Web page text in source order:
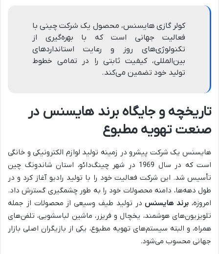
کولر گازی هایسنس، محصول یک شرکت چینی با
فعالیت جهانی است که با بهره‌گیری از
تکنولوژی‌های روز و رعایت استانداردهای
بین‌المللی، کیفیت ثابتی را در تمامی خطوط
تولید خود تضمین می‌کند.
تاریخچه و جایگاه برند هایسنس در
صنعت تهویه مطبوع
هایسنس یک شرکت پیشرو در زمینه تولید لوازم الکترونیکی و خانگی
است که در سال 1969 در شهر چینگ‌دائو، استان شاندونگ چین
تأسیس شد. این شرکت فعالیت خود را با تولید رادیو آغاز کرد و در
طول دهه‌ها، دامنه محصولات خود را به طور چشمگیری گسترش داد.
امروزه، برند هایسنسدر تولید طیف وسیعی از محصولات از جمله
تلویزیون‌های هوشمند، یخچال و فریزر، ماشین لباسشویی، تلفن‌های
همراه، و البته سیستم‌های تهویه مطبوع، یکی از بازیگران اصلی بازار
جهانی محسوب می‌شود.